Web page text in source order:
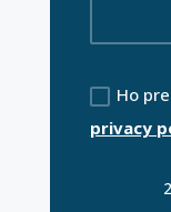
Ho
privacy